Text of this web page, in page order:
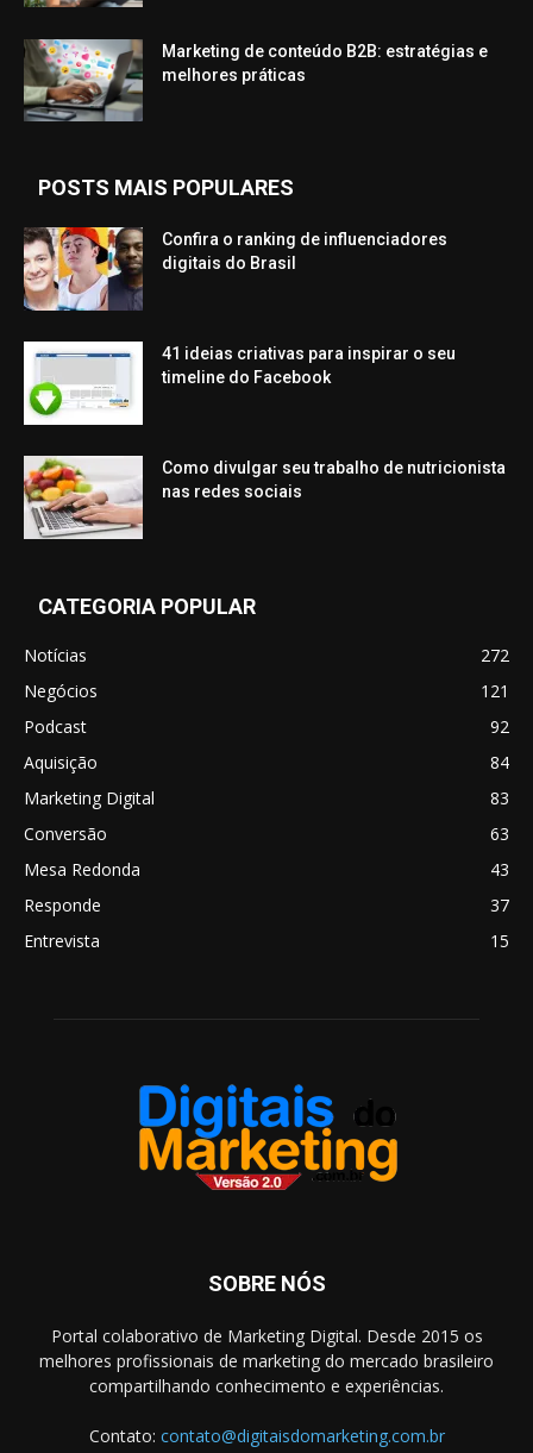
Marketing de conteúdo B2B: estratégias e
melhores práticas
POSTS MAIS POPULARES
Confira o ranking de influenciadores
digitais do Brasil
41 ideias criativas para inspirar o seu
timeline do Facebook
Como divulgar seu trabalho de nutricionista
nas redes sociais
CATEGORIA POPULAR
Notícias
272
Negócios
121
Podcast
92
Aquisição
84
Marketing Digital
83
Conversão
63
Mesa Redonda
43
Responde
37
Entrevista
15
SOBRE NÓS
Portal colaborativo de Marketing Digital. Desde 2015 os
melhores profissionais de marketing do mercado brasileiro
compartilhando conhecimento e experiências.
Contato: contato@digitaisdomarketing.com.br